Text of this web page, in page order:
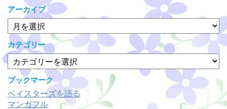
アーカイブ
ア
ー
カ
イ
ブ
カテゴリー
テ
ゴ
リ
ー
ブックマーク
ベイスターズを語る
マンガフル